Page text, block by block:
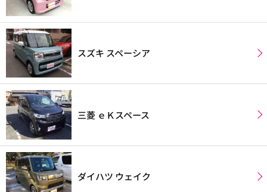
スズキ スペーシア
三菱 ｅＫスペース
ダイハツ ウェイク